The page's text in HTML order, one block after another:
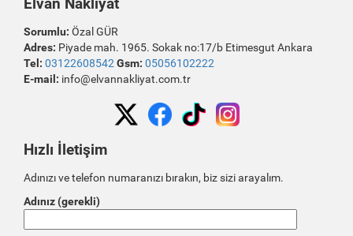
Sorumlu: Özal GÜR
Adres: Piyade mah. 1965. Sokak no:17/b Etimesgut Ankara
Tel: 03122608542 Gsm: 05056102222
E-mail: info@elvannakliyat.com.tr
Hızlı İletişim
Adınızı ve telefon numaranızı bırakın, biz sizi arayalım.
Adınız (gerekli)